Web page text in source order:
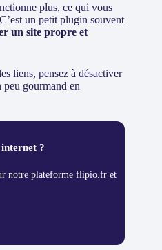
plus, ce qui vous
un petit plugin souvent
un site propre et
liens, pensez à désactiver
gourmand en
?
notre plateforme flipio.fr et